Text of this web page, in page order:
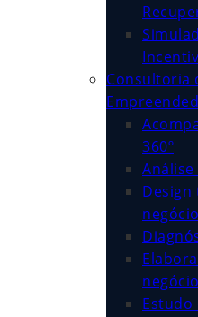
Consultoria
360º
Design
Estudo